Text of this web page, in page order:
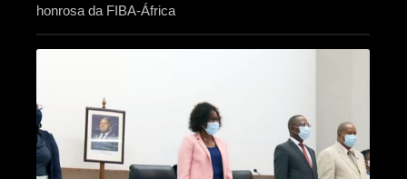
honrosa da FIBA-África